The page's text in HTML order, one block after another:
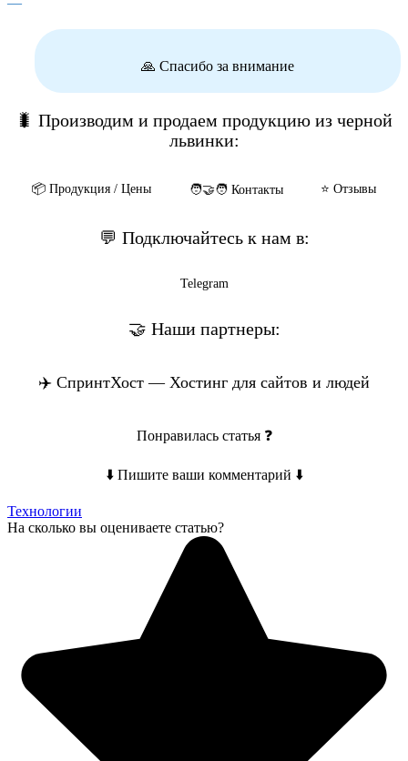
🙏 Спасибо за внимание
🐛 Производим и продаем продукцию из черной
львинки:
📦️ Продукция / Цены 🧑‍🤝‍🧑 Контакты ⭐️ Отзывы
💬 Подключайтесь к нам в:
Telegram
🤝 Наши партнеры:
✈️ СпринтХост — Хостинг для сайтов и людей
Понравилась статья ❓
⬇️ Пишите ваши комментарий ⬇️
Технологии
На сколько вы оцениваете статью?